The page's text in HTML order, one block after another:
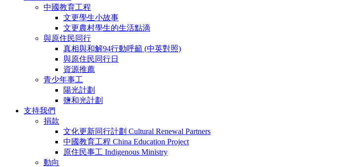
中國教育工程
文更學生小故事
文更農村學生的生活點滴
與原住民同行
真相與和解94行動呼籲 (中英對照)
與原住民同行日
資源推薦
青少年事工
陽光計劃
鹽和光計劃
支持我們
捐款
文化更新同行計劃 Cultural Renewal Partners
中國教育工程 China Education Project
原住民事工 Indigenous Ministry
動向